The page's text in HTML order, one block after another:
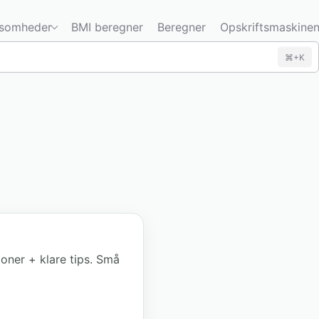
BMI beregner Beregner
⌘+K
+ klare tips. Små